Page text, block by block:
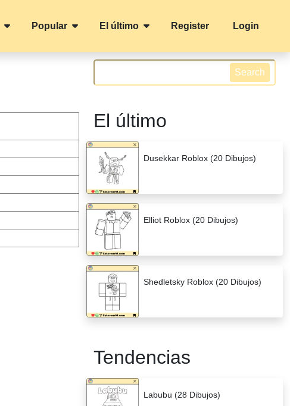
Popular El último Register Login
Search
El último
Dusekkar Roblox (20 Dibujos)
Elliot Roblox (20 Dibujos)
Shedletsky Roblox (20 Dibujos)
Tendencias
Labubu (28 Dibujos)